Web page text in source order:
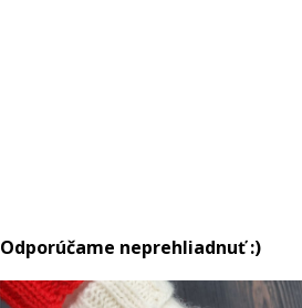
Odporúčame neprehliadnuť :)